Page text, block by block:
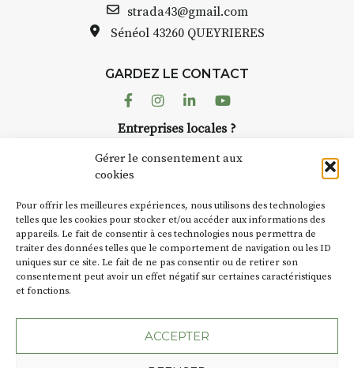
Gérer le consentement aux
cookies
Pour offrir les meilleures expériences, nous utilisons des technologies
telles que les cookies pour stocker et/ou accéder aux informations des
appareils. Le fait de consentir à ces technologies nous permettra de
traiter des données telles que le comportement de navigation ou les ID
uniques sur ce site. Le fait de ne pas consentir ou de retirer son
consentement peut avoir un effet négatif sur certaines caractéristiques
et fonctions.
ACCEPTER
strada43@gmail.com
Sénéol 43260 QUEYRIERES
GARDEZ LE CONTACT
FacebookInstagram
LinkedinYoutube
Entreprises locales ?
Suivez toute l'actu de Strada